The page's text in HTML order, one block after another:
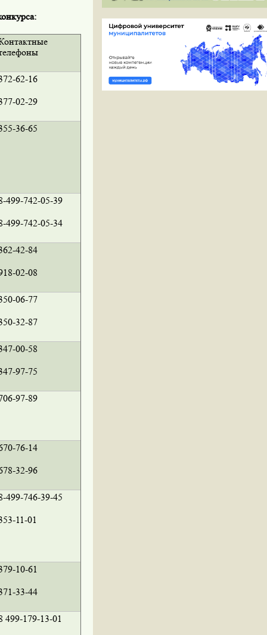
62-16
02-29
36-65
499-742-05-39
499-742-05-34
42-84
02-08
06-77
32-87
00-58
97-75
97-89
76-14
32-96
499-746-39-45
11-01
10-61
33-44
499-179-13-01